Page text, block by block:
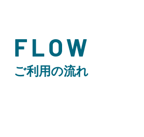
FLOW
ご利用の流れ